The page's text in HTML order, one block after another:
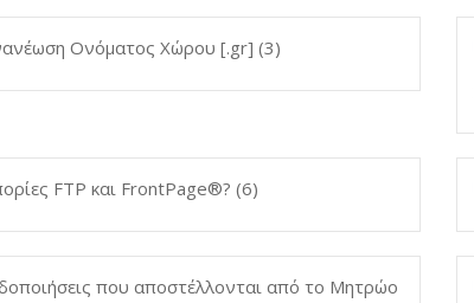
Ονόματος Χώρου [.gr] (3)
FTP και FrontPage®? (6)
που αποστέλλονται από το Μητρώο